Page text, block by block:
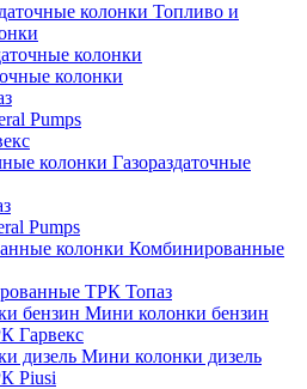
Топливо и
колонки
Pumps
Газораздаточные
Pumps
Комбинированные
ТРК Топаз
Мини колонки бензин
Гарвекс
Мини колонки дизель
Piusi